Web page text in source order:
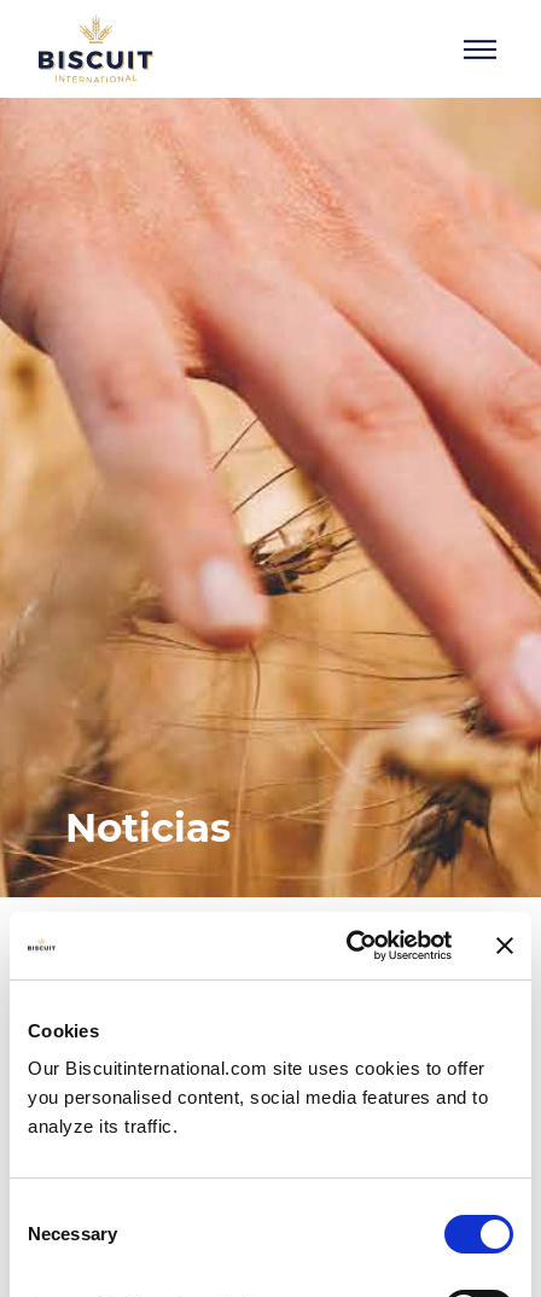
Cookies
Our Biscuitinternational.com site uses cookies to offer
you personalised content, social media features and to
analyze its traffic.
Selection
Necessary
Aller au contenu
Noticias